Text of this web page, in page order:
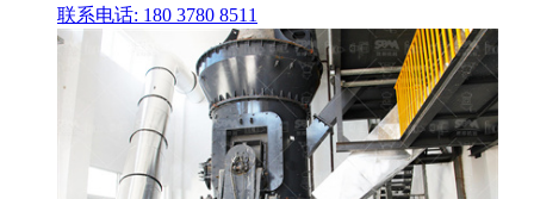
联系电话: 180 3780 8511